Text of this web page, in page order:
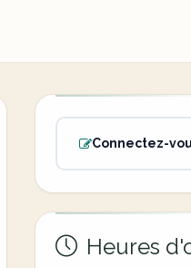
Connectez-
Heures